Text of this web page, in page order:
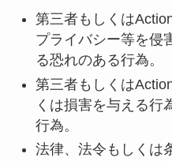
第三者もしくは
プライバシー等を侵
る恐れのある行為。
第三者もしくは
くは損害を与える行
行為。
法律、法令もしくは